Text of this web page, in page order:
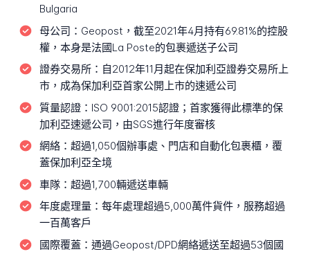
Bulgaria
母公司： Geopost，截至2021年4月持有69.81%的控股
權，本身是法國La Poste的包裹遞送子公司
證券交易所： 自2012年11月起在保加利亞證券交易所上
市，成為保加利亞首家公開上市的速遞公司
質量認證： ISO 9001:2015認證；首家獲得此標準的保
加利亞速遞公司，由SGS進行年度審核
網絡： 超過1,050個辦事處、門店和自動化包裹櫃，覆
蓋保加利亞全境
車隊： 超過1,700輛遞送車輛
年度處理量： 每年處理超過5,000萬件貨件，服務超過
一百萬客戶
國際覆蓋： 通過Geopost/DPD網絡遞送至超過53個國